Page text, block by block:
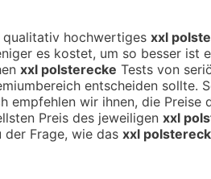
qualitativ hochwertiges xxl
es kostet, um so besser
xxl polsterecke Tests von
entscheiden sollte.
empfehlen wir ihnen, die Preise
Preis des jeweiligen xxl
Frage, wie das xxl